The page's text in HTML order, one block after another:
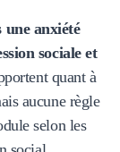
une anxiété
sociale et
quant à
aucune règle
selon les